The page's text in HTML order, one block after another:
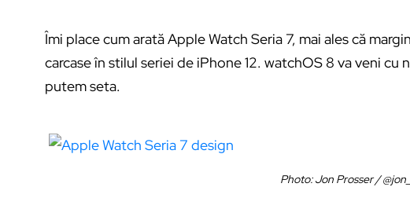
Îmi place cum arată Apple Watch Seria 7, mai ales că
carcase în stilul seriei de iPhone 12. watchOS 8 va veni
putem seta.
Photo: Jon Prosser /